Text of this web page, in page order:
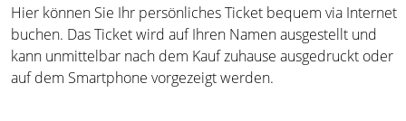
Hier können Sie Ihr persönliches Ticket bequem via Internet
buchen. Das Ticket wird auf Ihren Namen ausgestellt und
kann unmittelbar nach dem Kauf zuhause ausgedruckt oder
auf dem Smartphone vorgezeigt werden.